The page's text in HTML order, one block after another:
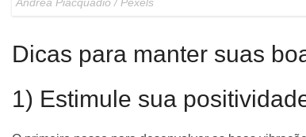
Andrea Piacquadio / Pexels
Dicas para manter suas
1) Estimule sua